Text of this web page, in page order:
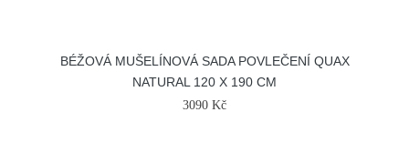
BÉŽOVÁ MUŠELÍNOVÁ SADA POVLEČENÍ QUAX
NATURAL 120 X 190 CM
3090 Kč